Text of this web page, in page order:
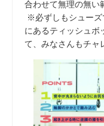
合わせて無理の無い
※必ずしもシューズ
にあるティッシュボ
て、みなさんもチャ